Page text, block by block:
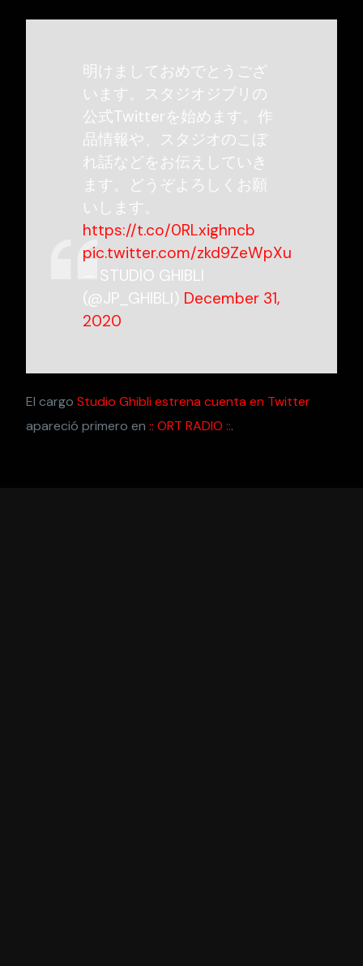
明けましておめでとうござ
います。スタジオジブリの
公式Twitterを始めます。作
品情報や、スタジオのこぼ
れ話などをお伝えしていき
ます。どうぞよろしくお願
いします。
https://t.co/0RLxighncb
pic.twitter.com/zkd9ZeWpXu
— STUDIO GHIBLI
(@JP_GHIBLI) December 31,
2020
El cargoStudio Ghibli estrena cuenta en Twitter
apareció primero en:: ORT RADIO ::.